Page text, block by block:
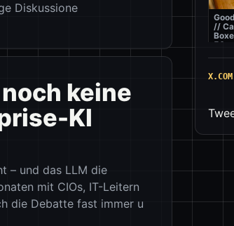
Diskussione
keine
KI
– und das LLM die
mit CIOs, IT-Leitern
die Debatte fast immer u
//
50m
X.COM